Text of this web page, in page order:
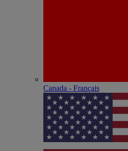
Canada - Français